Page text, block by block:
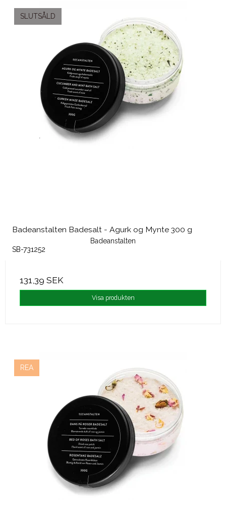
SLUTSÅLD
Badeanstalten Badesalt - Agurk og Mynte 300 g
Badeanstalten
SB-731252
131,39 SEK
Visa produkten
REA